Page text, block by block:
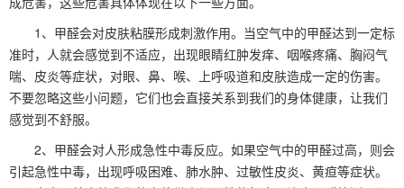
1、甲醛会对皮肤粘膜形成刺激作用。当空气中的甲醛达到一定标
准时，人就会感觉到不适应，出现眼睛红肿发痒、咽喉疼痛、胸闷气
喘、皮炎等症状，对眼、鼻、喉、上呼吸道和皮肤造成一定的伤害。
不要忽略这些小问题，它们也会直接关系到我们的身体健康，让我们
感觉到不舒服。
2、甲醛会对人形成急性中毒反应。如果空气中的甲醛过高，则会
引起急性中毒，出现呼吸困难、肺水肿、过敏性皮炎、黄疸等症状。